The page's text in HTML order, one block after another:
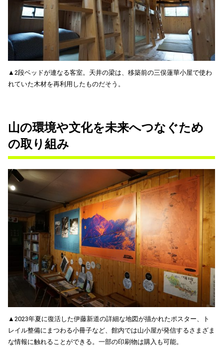
▲2段ベッドが連なる客室。天井の梁は、移築前の三俣蓮華小屋で使わ
れていた木材を再利用したものだそう。
山の環境や文化を未来へつなぐため
の取り組み
▲2023年夏に復活した伊藤新道の詳細な地図が描かれたポスター、ト
レイル整備にまつわる小冊子など、館内では山小屋が発信するさまざま
な情報に触れることができる。一部の印刷物は購入も可能。